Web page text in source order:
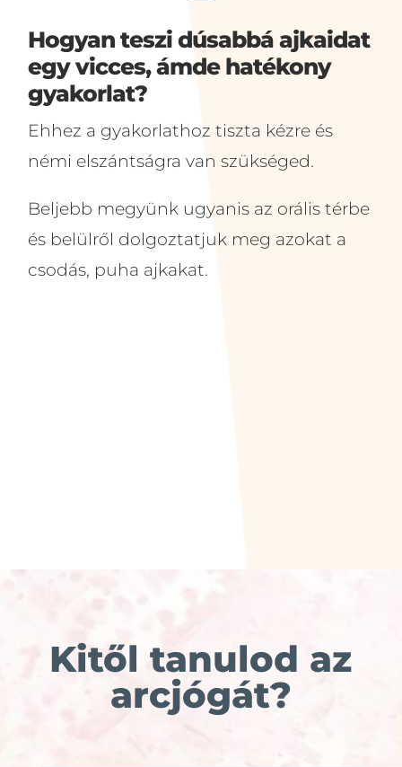
Hogyan teszi dúsabbá ajkaidat
egy vicces, ámde hatékony
gyakorlat?
Ehhez a gyakorlathoz tiszta kézre és
némi elszántságra van szükséged.
Beljebb megyünk ugyanis az orális térbe
és belülről dolgoztatjuk meg azokat a
csodás, puha ajkakat.
Kitől tanulod az
arcjógát?